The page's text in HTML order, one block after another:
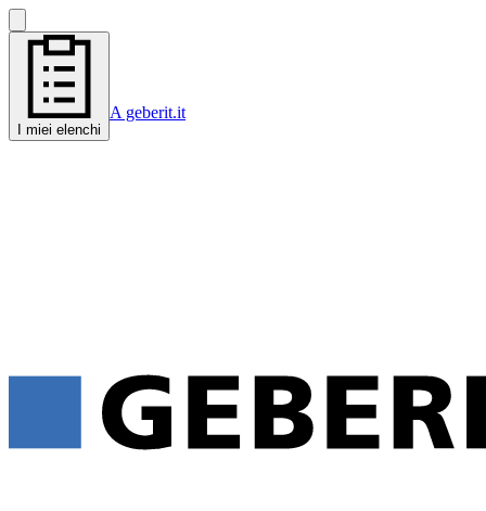
I miei elenchi
A geberit.it